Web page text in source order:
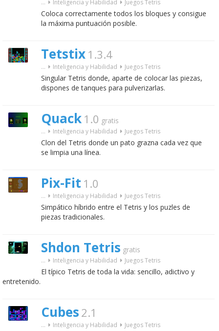
... Inteligencia y Habilidad Juegos Tetris
Coloca correctamente todos los bloques y consigue
la máxima puntuación posible.
Tetstix 1.3.4
... Inteligencia y Habilidad Juegos Tetris
Singular Tetris donde, aparte de colocar las piezas,
dispones de tanques para pulverizarlas.
Quack 1.0 gratis
... Inteligencia y Habilidad Juegos Tetris
Clon del Tetris donde un pato grazna cada vez que
se limpia una línea.
Pix-Fit 1.0
... Inteligencia y Habilidad Juegos Tetris
Simpático híbrido entre el Tetris y los puzles de
piezas tradicionales.
Shdon Tetris gratis
... Inteligencia y Habilidad Juegos Tetris
El típico Tetris de toda la vida: sencillo, adictivo y
entretenido.
Cubes 2.1
... Inteligencia y Habilidad Juegos Tetris